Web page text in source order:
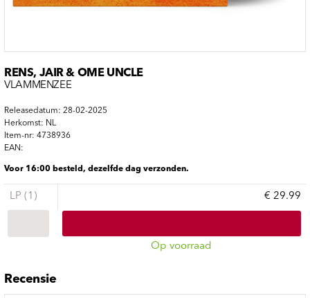
RENS, JAIR & OME UNCLE
VLAMMENZEE
Releasedatum: 28-02-2025
Herkomst: NL
Item-nr: 4738936
EAN:
Voor 16:00 besteld, dezelfde dag verzonden.
LP (1) € 29.99
Op voorraad
Recensie